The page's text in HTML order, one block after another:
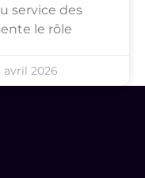
service des
le rôle
avril 2026